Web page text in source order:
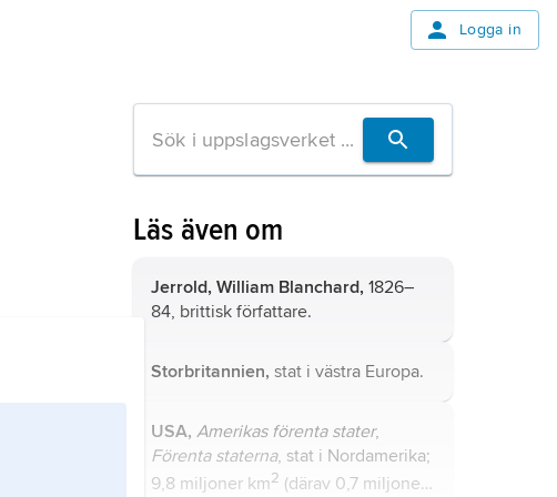
Logga in
Läs även om
Jerrold, William Blanchard, 1826–
84, brittisk författare.
Storbritannien, stat i västra Europa.
USA, Amerikas förenta stater,
Förenta staterna, stat i Nordamerika;
9,8 miljoner km2 (därav 0,7 miljoner